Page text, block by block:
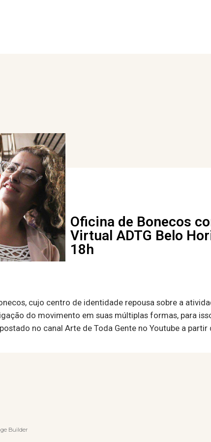
Oficina de Bonecos
Virtual ADTG Belo
18h
cujo centro de identidade repousa sobre a
do movimento em suas múltiplas formas, para
no canal Arte de Toda Gente no Youtube a partir
Builder